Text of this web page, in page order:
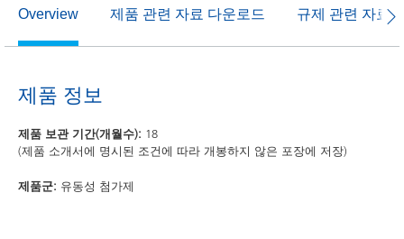
Overview 제품 관련 자료 다운로드 규제 관련 자료
제품 정보
제품 보관 기간(개월수): 18
(제품 소개서에 명시된 조건에 따라 개봉하지 않은 포장에 저장)
제품군: 유동성 첨가제